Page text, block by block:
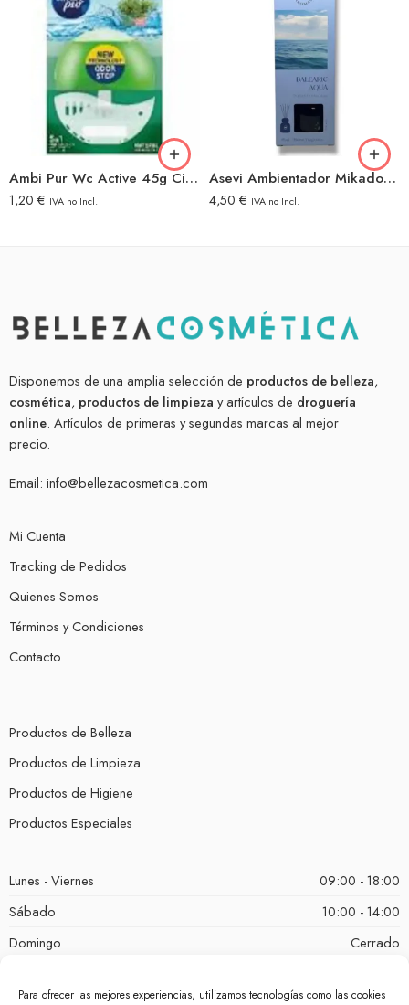
Para ofrecer las mejores experiencias, utilizamos tecnologías como las cookies
Ambi Pur Wc Active 45g Citrus
1,20 € IVA no Incl.
Asevi Ambientador Mikado 90ml Balearic
4,50 € IVA no Incl.
Disponemos de una amplia selección de productos de belleza,
cosmética, productos de limpieza y artículos de droguería
online. Artículos de primeras y segundas marcas al mejor
precio.
Email: info@bellezacosmetica.com
Mi Cuenta
Tracking de Pedidos
Quienes Somos
Términos y Condiciones
Contacto
Productos de Belleza
Productos de Limpieza
Productos de Higiene
Productos Especiales
Lunes - Viernes
09:00 - 18:00
Sábado
10:00 - 14:00
Domingo
Cerrado